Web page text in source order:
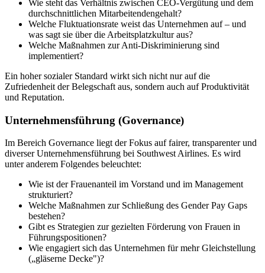
Wie steht das Verhältnis zwischen CEO-Vergütung und dem
durchschnittlichen Mitarbeitendengehalt?
Welche Fluktuationsrate weist das Unternehmen auf – und
was sagt sie über die Arbeitsplatzkultur aus?
Welche Maßnahmen zur Anti-Diskriminierung sind
implementiert?
Ein hoher sozialer Standard wirkt sich nicht nur auf die
Zufriedenheit der Belegschaft aus, sondern auch auf Produktivität
und Reputation.
Unternehmensführung (Governance)
Im Bereich Governance liegt der Fokus auf fairer, transparenter und
diverser Unternehmensführung bei Southwest Airlines. Es wird
unter anderem Folgendes beleuchtet:
Wie ist der Frauenanteil im Vorstand und im Management
strukturiert?
Welche Maßnahmen zur Schließung des Gender Pay Gaps
bestehen?
Gibt es Strategien zur gezielten Förderung von Frauen in
Führungspositionen?
Wie engagiert sich das Unternehmen für mehr Gleichstellung
(„gläserne Decke")?